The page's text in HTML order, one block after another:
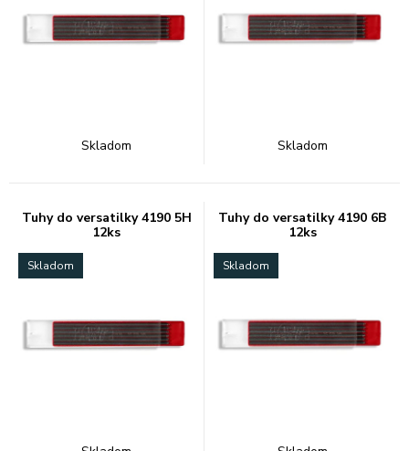
Skladom Skladom
Tuhy do versatilky 4190 5H
12ks
Skladom
Tuhy do versatilky 4190 6B
12ks
Skladom